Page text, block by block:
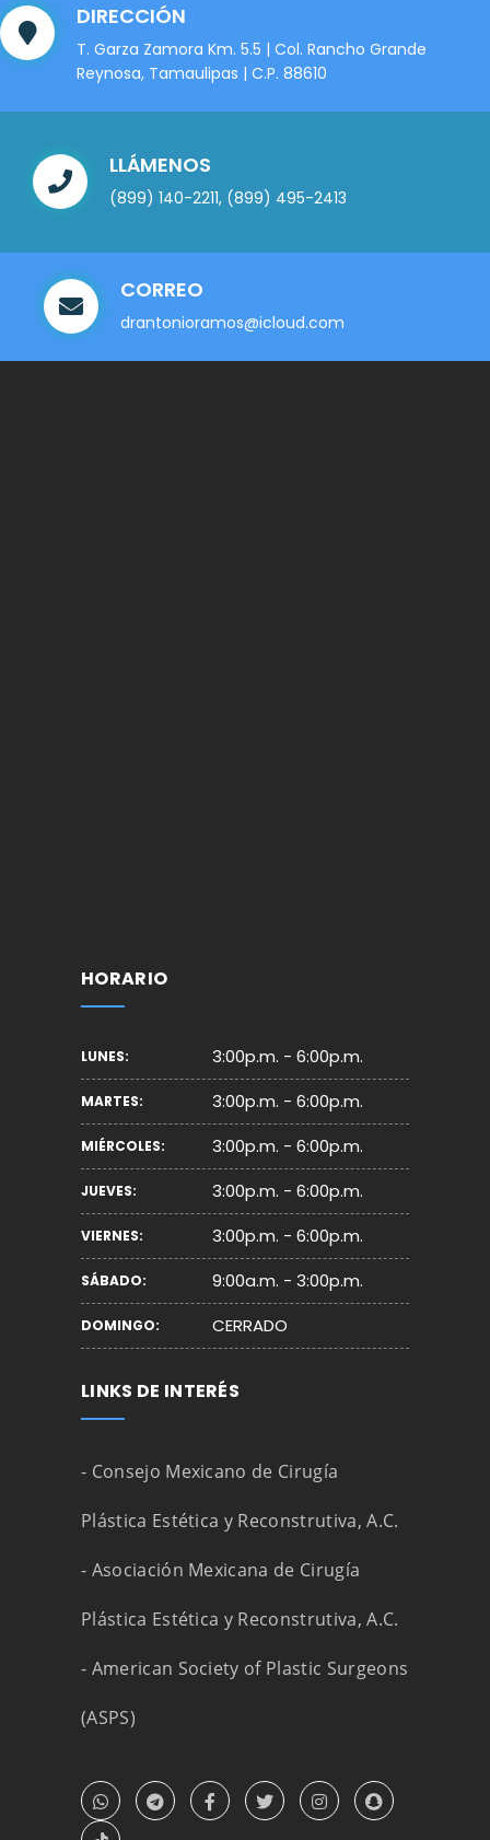
DIRECCIÓN
T. Garza Zamora Km. 5.5 | Col. Rancho Grande
Reynosa, Tamaulipas | C.P. 88610
LLÁMENOS
(899) 140-2211, (899) 495-2413
CORREO
drantonioramos@icloud.com
HORARIO
LUNES: 3:00p.m. - 6:00p.m.
MARTES: 3:00p.m. - 6:00p.m.
MIÉRCOLES: 3:00p.m. - 6:00p.m.
JUEVES: 3:00p.m. - 6:00p.m.
VIERNES: 3:00p.m. - 6:00p.m.
SÁBADO: 9:00a.m. - 3:00p.m.
DOMINGO: CERRADO
LINKS DE INTERÉS
- Consejo Mexicano de Cirugía
Plástica Estética y Reconstrutiva, A.C.
- Asociación Mexicana de Cirugía
Plástica Estética y Reconstrutiva, A.C.
- American Society of Plastic Surgeons
(ASPS)